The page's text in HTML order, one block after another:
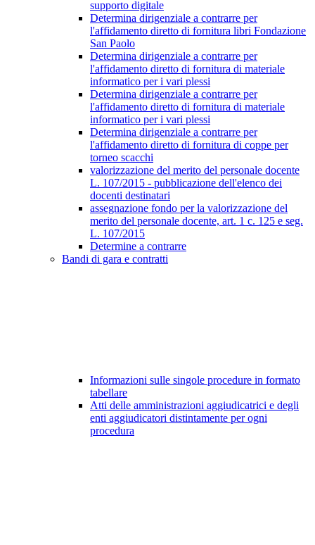
supporto digitale
Determina dirigenziale a contrarre per
l'affidamento diretto di fornitura libri Fondazione
San Paolo
Determina dirigenziale a contrarre per
l'affidamento diretto di fornitura di materiale
informatico per i vari plessi
Determina dirigenziale a contrarre per
l'affidamento diretto di fornitura di materiale
informatico per i vari plessi
Determina dirigenziale a contrarre per
l'affidamento diretto di fornitura di coppe per
torneo scacchi
valorizzazione del merito del personale docente
L. 107/2015 - pubblicazione dell'elenco dei
docenti destinatari
assegnazione fondo per la valorizzazione del
merito del personale docente, art. 1 c. 125 e seg.
L. 107/2015
Determine a contrarre
Bandi di gara e contratti
Informazioni sulle singole procedure in formato
tabellare
Atti delle amministrazioni aggiudicatrici e degli
enti aggiudicatori distintamente per ogni
procedura